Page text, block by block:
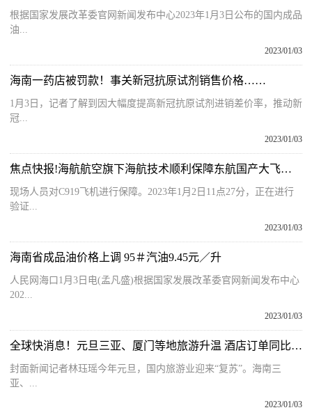
根据国家发展改革委官网新闻发布中心2023年1月3日公布的国内成品
油...
2023/01/03
海南一药店被罚款！事关新冠抗原试剂销售价格……
1月3日，记者了解到因大幅度提高新冠抗原试剂进销差价率，推动新
冠...
2023/01/03
焦点快报!海航航空旗下海航技术顺利保障东航国产大飞机C919验证飞行任务
现场人员对C919飞机进行保障。2023年1月2日11点27分，正在进行
验证...
2023/01/03
海南省成品油价格上调 95＃汽油9.45元／升
人民网海口1月3日电(孟凡盛)根据国家发展改革委官网新闻发布中心
202...
2023/01/03
全球快消息！元旦三亚、厦门等地旅游升温 酒店订单同比上涨13％
封面新闻记者林珏瑶今年元旦，国内旅游业迎来“复苏”。海南三
亚、...
2023/01/03